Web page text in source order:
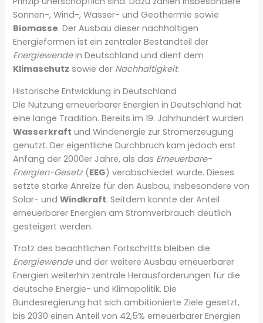
Sonnen-, Wind-, Wasser- und Geothermie sowie
Biomasse. Der Ausbau dieser nachhaltigen
Energieformen ist ein zentraler Bestandteil der
Energiewendein Deutschland und dient dem
Klimaschutz sowie der Nachhaltigkeit.
Historische Entwicklung in Deutschland
Die Nutzung erneuerbarer Energien in Deutschland hat
eine lange Tradition. Bereits im 19. Jahrhundert wurden
Wasserkraft und Windenergie zur Stromerzeugung
genutzt. Der eigentliche Durchbruch kam jedoch erst
Anfang der 2000er Jahre, als das Erneuerbare-
Energien-Gesetz(EEG) verabschiedet wurde. Dieses
setzte starke Anreize für den Ausbau, insbesondere von
Solar- undWindkraft. Seitdem konnte der Anteil
erneuerbarer Energien am Stromverbrauch deutlich
gesteigert werden.
Trotz des beachtlichen Fortschritts bleiben die
Energiewendeund der weitere Ausbau erneuerbarer
Energien weiterhin zentrale Herausforderungen für die
deutsche Energie- und Klimapolitik. Die
Bundesregierung hat sich ambitionierte Ziele gesetzt,
bis 2030 einen Anteil von 42,5% erneuerbarer Energien